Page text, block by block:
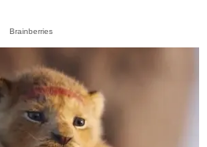
Brainberries